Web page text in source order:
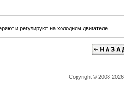
и регулируют на холодном двигателе.
Copyright © 2008-2026